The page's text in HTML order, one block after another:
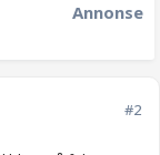
Annonse
#2